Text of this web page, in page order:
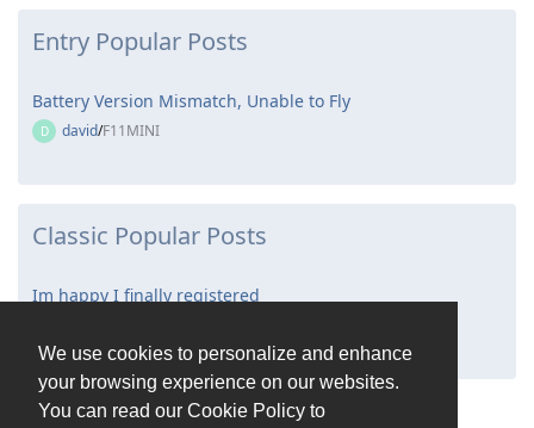
We use cookies to personalize and enhance
your browsing experience on our websites.
You can read our Cookie Policy to
Entry Popular Posts
Battery Version Mismatch, Unable to Fly
D david/F11MINI
Classic Popular Posts
Im happy I finally registered